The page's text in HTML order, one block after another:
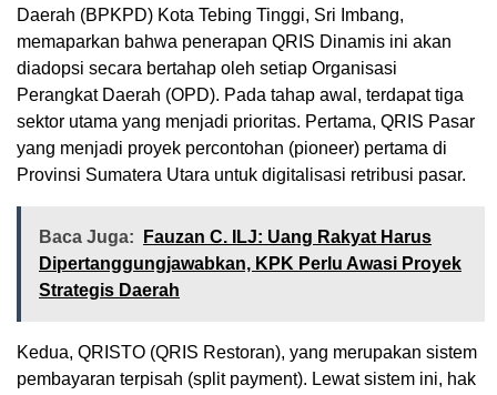
Daerah (BPKPD) Kota Tebing Tinggi, Sri Imbang,
memaparkan bahwa penerapan QRIS Dinamis ini akan
diadopsi secara bertahap oleh setiap Organisasi
Perangkat Daerah (OPD). Pada tahap awal, terdapat tiga
sektor utama yang menjadi prioritas. Pertama, QRIS Pasar
yang menjadi proyek percontohan (pioneer) pertama di
Provinsi Sumatera Utara untuk digitalisasi retribusi pasar.
Baca Juga:
Fauzan C. ILJ: Uang Rakyat Harus
Dipertanggungjawabkan, KPK Perlu Awasi Proyek
Strategis Daerah
Kedua, QRISTO (QRIS Restoran), yang merupakan sistem
pembayaran terpisah (split payment). Lewat sistem ini, hak